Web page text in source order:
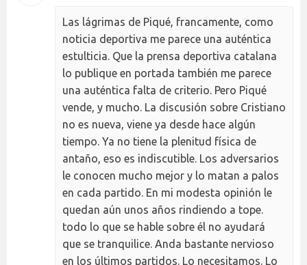
Las lágrimas de Piqué, francamente, como
noticia deportiva me parece una auténtica
estulticia. Que la prensa deportiva catalana
lo publique en portada también me parece
una auténtica falta de criterio. Pero Piqué
vende, y mucho. La discusión sobre Cristiano
no es nueva, viene ya desde hace algún
tiempo. Ya no tiene la plenitud física de
antaño, eso es indiscutible. Los adversarios
le conocen mucho mejor y lo matan a palos
en cada partido. En mi modesta opinión le
quedan aún unos años rindiendo a tope.
todo lo que se hable sobre él no ayudará
que se tranquilice. Anda bastante nervioso
en los últimos partidos. Lo necesitamos. Lo